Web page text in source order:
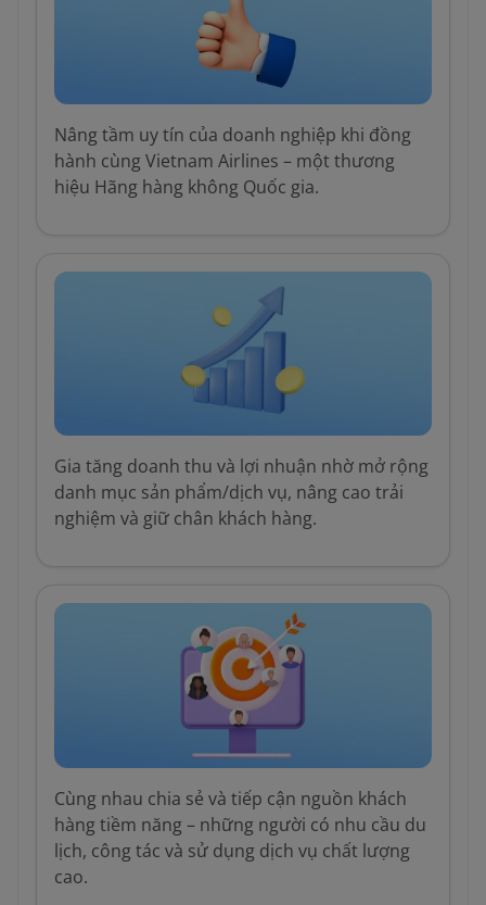
Nâng tầm uy tín của doanh nghiệp khi đồng
hành cùng Vietnam Airlines – một thương
hiệu Hãng hàng không Quốc gia.
Gia tăng doanh thu và lợi nhuận nhờ mở rộng
danh mục sản phẩm/dịch vụ, nâng cao trải
nghiệm và giữ chân khách hàng.
Cùng nhau chia sẻ và tiếp cận nguồn khách
hàng tiềm năng – những người có nhu cầu du
lịch, công tác và sử dụng dịch vụ chất lượng
cao.